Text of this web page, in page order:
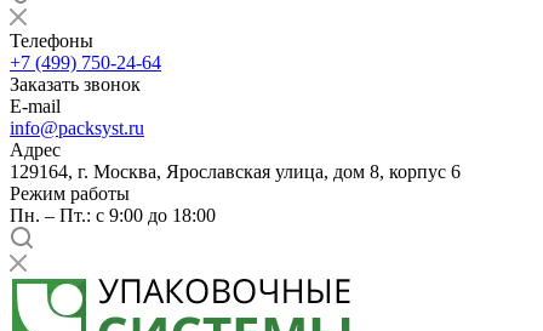
Телефоны
+7 (499) 750-24-64
Заказать звонок
E-mail
info@packsyst.ru
Адрес
129164, г. Москва, Ярославская улица, дом 8, корпус 6
Режим работы
Пн. – Пт.: с 9:00 до 18:00